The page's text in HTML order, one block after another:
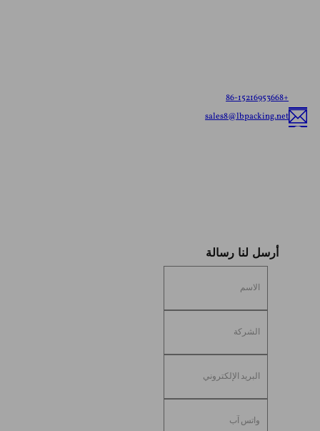
+86-15216953668
sales8@lbpacking.net
أرسل لنا رسالة